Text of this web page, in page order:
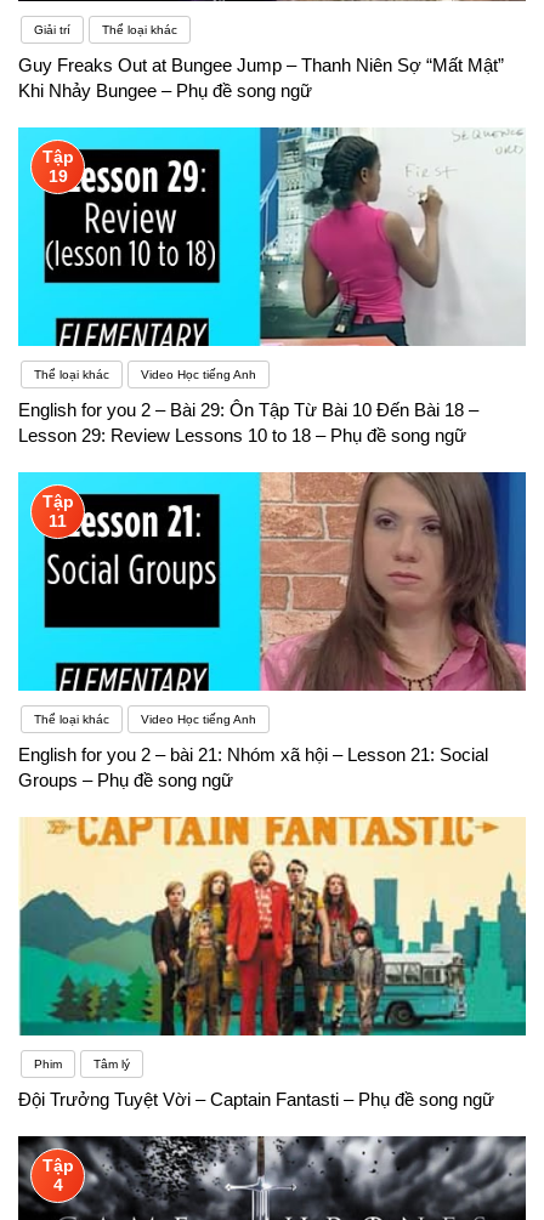
Giải trí Thể loại khác
Guy Freaks Out at Bungee Jump – Thanh Niên Sợ “Mất Mật”
Khi Nhảy Bungee – Phụ đề song ngữ
Tập
19
Thể loại khác Video Học tiếng Anh
English for you 2 – Bài 29: Ôn Tập Từ Bài 10 Đến Bài 18 –
Lesson 29: Review Lessons 10 to 18 – Phụ đề song ngữ
Tập
11
Thể loại khác Video Học tiếng Anh
English for you 2 – bài 21: Nhóm xã hội – Lesson 21: Social
Groups – Phụ đề song ngữ
Phim Tâm lý
Đội Trưởng Tuyệt Vời – Captain Fantasti – Phụ đề song ngữ
Tập
4